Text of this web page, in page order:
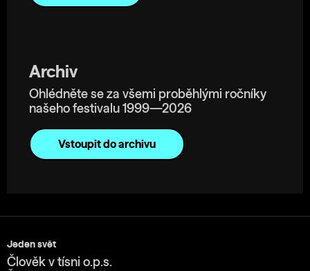
Archiv
Ohlédněte se za všemi proběhlými ročníky
našeho festivalu 1999—2026
Vstoupit do archivu
Jeden svět
Člověk v tísni o.p.s.